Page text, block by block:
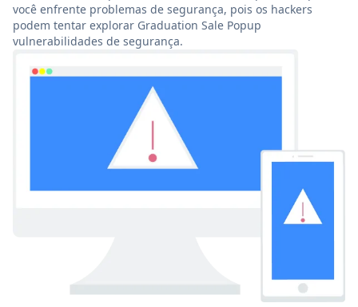
você enfrente problemas de segurança, pois os hackers
podem tentar explorar Graduation Sale Popup
vulnerabilidades de segurança.